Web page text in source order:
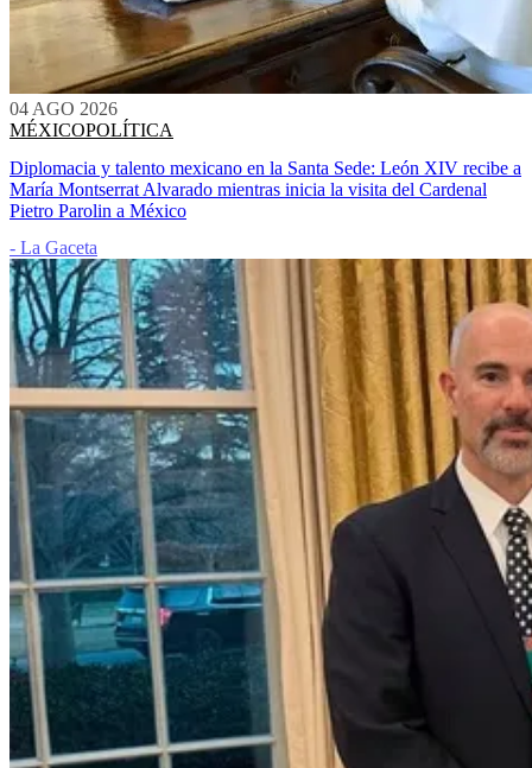
04 AGO 2026
MÉXICOPOLÍTICA
Diplomacia y talento mexicano en la Santa Sede: León XIV recibe a
María Montserrat Alvarado mientras inicia la visita del Cardenal
Pietro Parolin a México
- La Gaceta